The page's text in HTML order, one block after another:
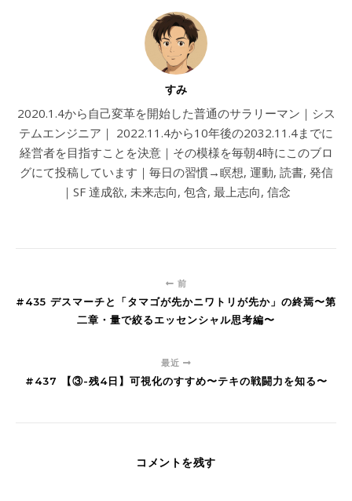
すみ
2020.1.4から自己変革を開始した普通のサラリーマン｜シス
テムエンジニア｜ 2022.11.4から10年後の2032.11.4までに
経営者を目指すことを決意｜その模様を毎朝4時にこのブロ
グにて投稿しています｜毎日の習慣→瞑想, 運動, 読書, 発信
｜SF 達成欲, 未来志向, 包含, 最上志向, 信念
前
#435 デスマーチと「タマゴが先かニワトリが先か」の終焉〜第
二章・量で絞るエッセンシャル思考編〜
最近
#437 【③-残4日】可視化のすすめ〜テキの戦闘力を知る〜
コメントを残す